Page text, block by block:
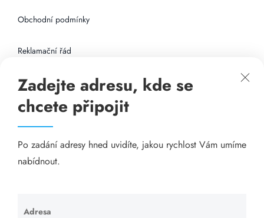
Obchodní podmínky
Reklamační řád
Připojení k internetu
Odkazy
Katalog A-seznam.cz
Visací zámky - TOKOZ
Zadejte adresu, kde se
chcete připojit
Po zadání adresy hned uvidíte, jakou rychlost Vám umíme
nabídnout.
Adresa
Ponechte